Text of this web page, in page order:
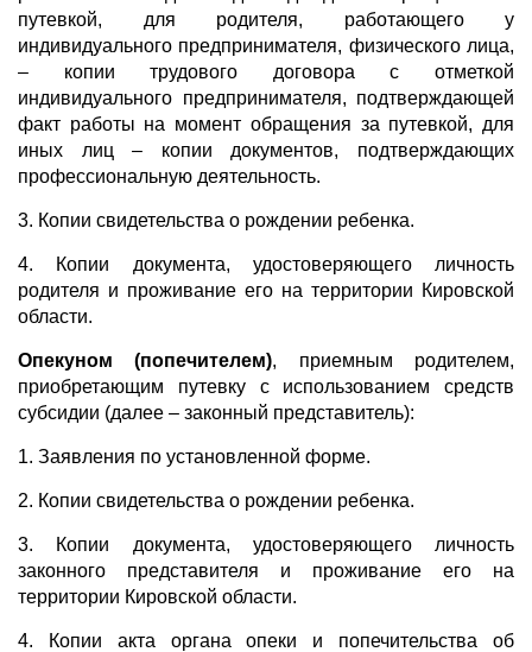
путевкой, для родителя, работающего у
индивидуального предпринимателя, физического лица,
– копии трудового договора с отметкой
индивидуального предпринимателя, подтверждающей
факт работы на момент обращения за путевкой, для
иных лиц – копии документов, подтверждающих
профессиональную деятельность.
3. Копии свидетельства о рождении ребенка.
4. Копии документа, удостоверяющего личность
родителя и проживание его на территории Кировской
области.
Опекуном (попечителем), приемным родителем,
приобретающим путевку с использованием средств
субсидии (далее – законный представитель):
1. Заявления по установленной форме.
2. Копии свидетельства о рождении ребенка.
3. Копии документа, удостоверяющего личность
законного представителя и проживание его на
территории Кировской области.
4. Копии акта органа опеки и попечительства об